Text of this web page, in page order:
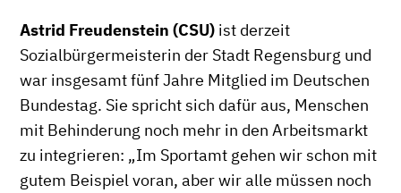
Astrid Freudenstein (CSU)ist derzeit
Sozialbürgermeisterin der Stadt Regensburg und
war insgesamt fünf Jahre Mitglied im Deutschen
Bundestag. Sie spricht sich dafür aus, Menschen
mit Behinderung noch mehr in den Arbeitsmarkt
zu integrieren: „Im Sportamt gehen wir schon mit
gutem Beispiel voran, aber wir alle müssen noch